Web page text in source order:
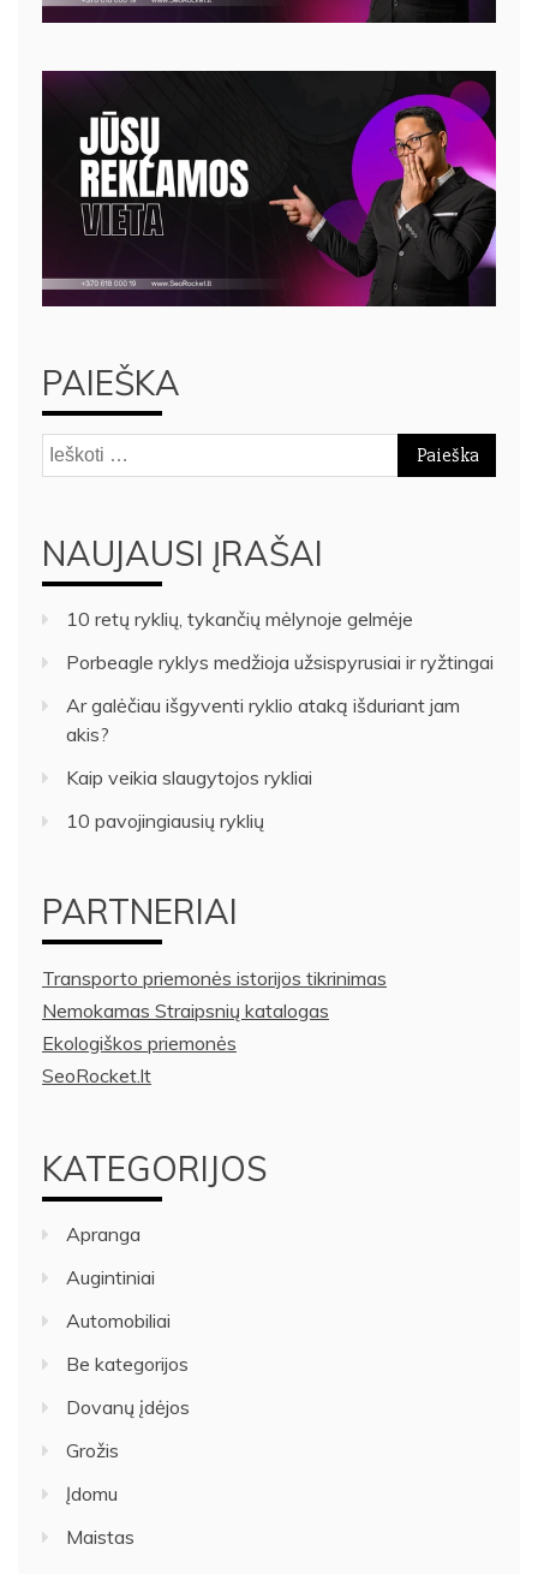
PAIEŠKA
Ieškoti:
NAUJAUSI ĮRAŠAI
10 retų ryklių, tykančių mėlynoje gelmėje
Porbeagle ryklys medžioja užsispyrusiai ir ryžtingai
Ar galėčiau išgyventi ryklio ataką išduriant jam
akis?
Kaip veikia slaugytojos rykliai
10 pavojingiausių ryklių
PARTNERIAI
Transporto priemonės istorijos tikrinimas
Nemokamas Straipsnių katalogas
Ekologiškos priemonės
SeoRocket.lt
KATEGORIJOS
Apranga
Augintiniai
Automobiliai
Be kategorijos
Dovanų įdėjos
Grožis
Įdomu
Maistas